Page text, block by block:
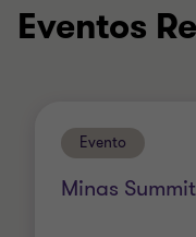
Eventos
Evento
Minas Summit